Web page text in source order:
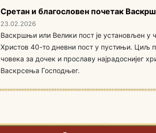
Сретан и благословен почетак
23.02.2026
Васкршњи или Велики пост је установљен у
Христов 40-то дневни пост у пустињи. Циљ
човека за дочек и прославу најрадоснијег
Васкрсења Господњег.